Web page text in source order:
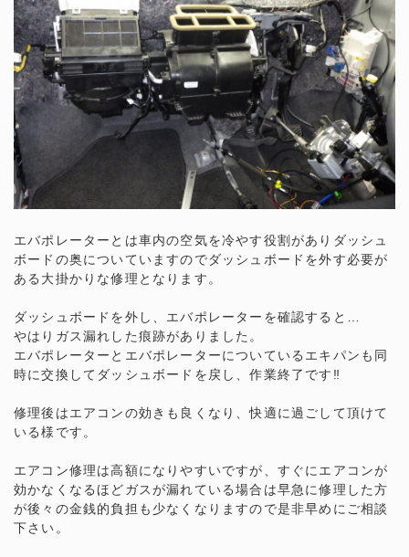
エバポレーターとは車内の空気を冷やす役割がありダッシュ
ボードの奥についていますのでダッシュボードを外す必要が
ある大掛かりな修理となります。
ダッシュボードを外し、エバポレーターを確認すると…
やはりガス漏れした痕跡がありました。
エバポレーターとエバポレーターについているエキパンも同
時に交換してダッシュボードを戻し、作業終了です‼︎
修理後はエアコンの効きも良くなり、快適に過ごして頂けて
いる様です。
エアコン修理は高額になりやすいですが、すぐにエアコンが
効かなくなるほどガスが漏れている場合は早急に修理した方
が後々の金銭的負担も少なくなりますので是非早めにご相談
下さい。